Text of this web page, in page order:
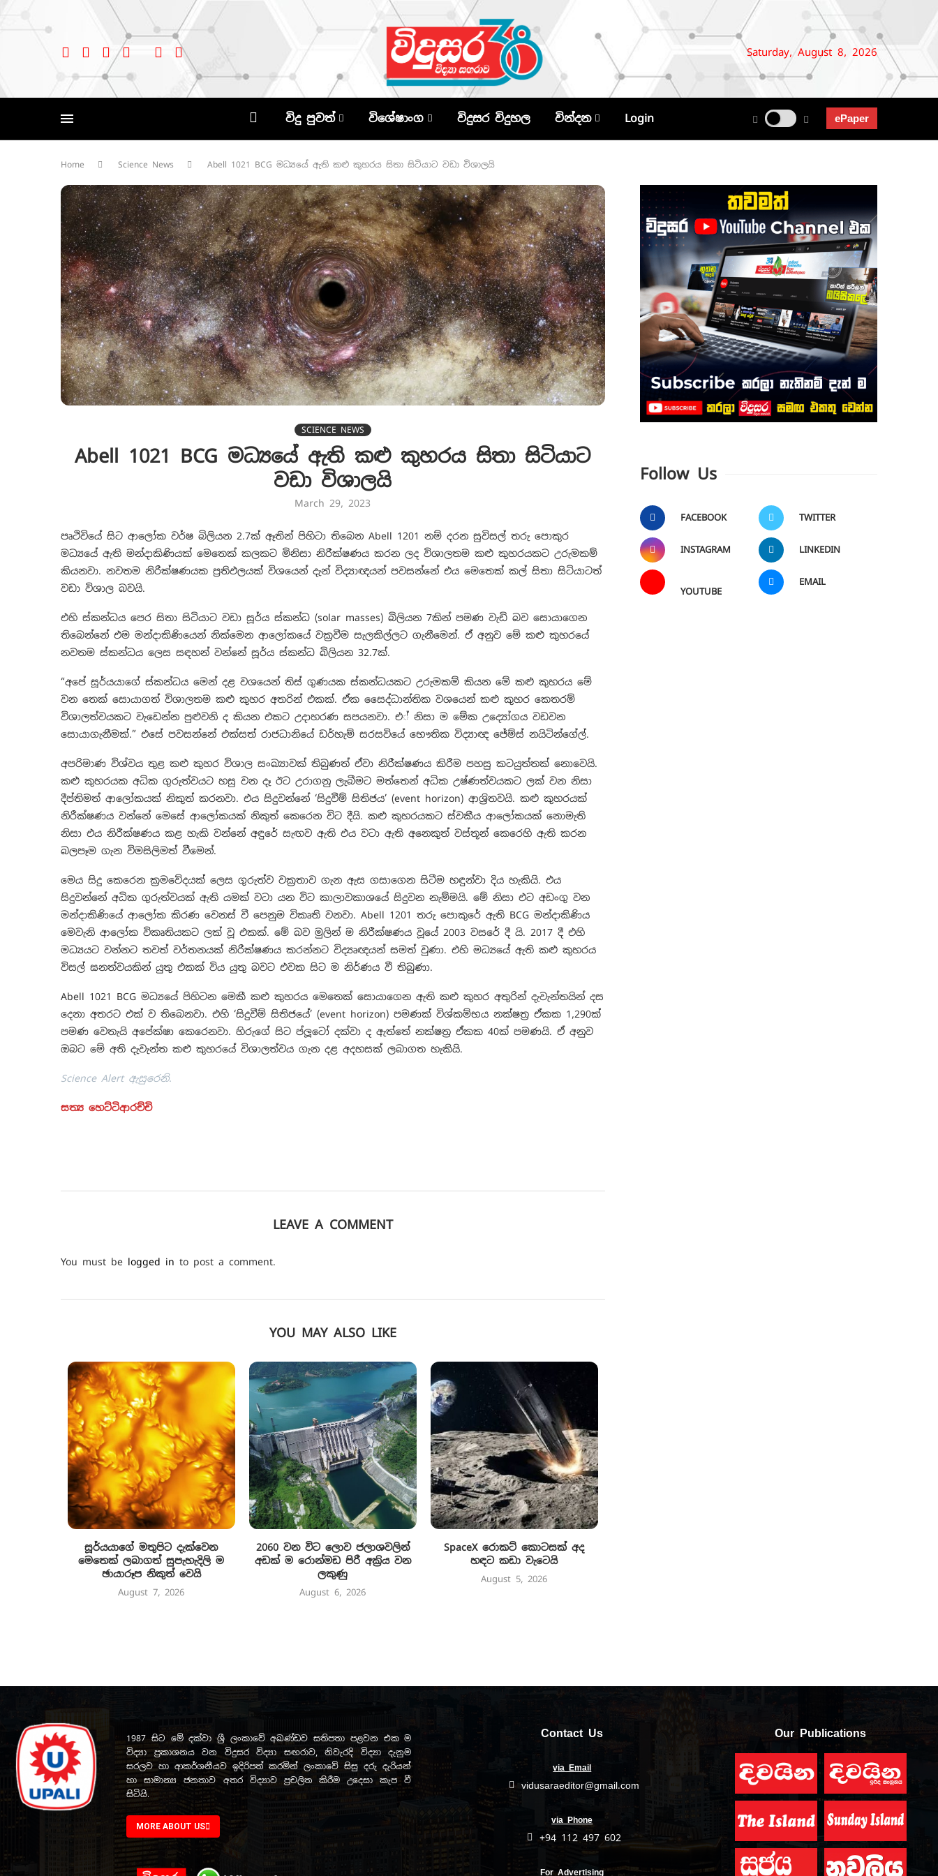
Saturday, August 8, 2026
විදු පුවත් විශේෂාංග විදුසර විදුහල වින්දන Login ePaper
Home Science News Abell 1021 BCG මධ්‍යයේ ඇති කළු කුහරය සිතා සිටියාට වඩා විශාලයි
SCIENCE NEWS
Abell 1021 BCG මධ්‍යයේ ඇති කළු කුහරය සිතා සිටියාට
වඩා විශාලයි
March 29, 2023
පෘථිවියේ සිට ආලෝක වර්ෂ බිලියන 2.7ක් ඈතින් පිහිටා තිබෙන Abell 1201 නම් දරන සුවිසල් තරු පොකුර
මධ්‍යයේ ඇති මන්දාකිණියක් මෙතෙක් කලකට මිනිසා නිරීක්ෂණය කරන ලද විශාලතම කළු කුහරයකට උරුමකම්
කියනවා. නවතම නිරීක්ෂණයක ප්‍රතිඵලයක් විශයෙන් දැන් විද්‍යාඥයන් පවසන්නේ එය මෙතෙක් කල් සිතා සිටියාටත්
වඩා විශාල බවයි.
එහි ස්කන්ධය පෙර සිතා සිටියාට වඩා සූර්ය ස්කන්ධ (solar masses) බිලියන 7කින් පමණ වැඩි බව සොයාගෙන
තිබෙන්නේ එම මන්දාකිණියෙන් නික්මෙන ආලෝකයේ වක්‍රවීම සැලකිල්ලට ගැනීමෙන්. ඒ අනුව මේ කළු කුහරයේ
නවතම ස්කන්ධය ලෙස සඳහන් වන්නේ සූර්ය ස්කන්ධ බිලියන 32.7ක්.
“අපේ සූර්යයාගේ ස්කන්ධය මෙන් දළ වශයෙන් තිස් ගුණයක ස්කන්ධයකට උරුමකම් කියන මේ කළු කුහරය මේ
වන තෙක් සොයාගත් විශාලතම කළු කුහර අතරින් එකක්. ඒක සෛද්ධාන්තික වශයෙන් කළු කුහර කෙතරම්
විශාලත්වයකට වැඩෙන්න පුළුවනි ද කියන එකට උදාහරණ සපයනවා. එ් නිසා ම මේක උද්‍යෝගය වඩවන
සොයාගැනීමක්.” එසේ පවසන්නේ එක්සත් රාජධානියේ ඩර්හැම් සරසවියේ භෞතික විද්‍යාඥ ජේම්ස් නයිටින්ගේල්.
අපරිමාණ විශ්වය තුළ කළු කුහර විශාල සංඛ්‍යාවක් තිබුණත් ඒවා නිරීක්ෂණය කිරීම පහසු කටයුත්තක් නොවෙයි.
කළු කුහරයක අධික ගුරුත්වයට හසු වන දෑ ඊට උරාගනු ලැබීමට මත්තෙන් අධික උෂ්ණත්වයකට ලක් වන නිසා
දීප්තිමත් ආලෝකයක් නිකුත් කරනවා. එය සිදුවන්නේ ‘සිදුවීම් සිතිජය’ (event horizon) ආශ්‍රිතවයි. කළු කුහරයක්
නිරීක්ෂණය වන්නේ මෙසේ ආලෝකයක් නිකුත් කෙරෙන විට දීයි. කළු කුහරයකට ස්වකීය ආලෝකයක් නොමැති
නිසා එය නිරීක්ෂණය කළ හැකි වන්නේ අඳුරේ සැඟව ඇති එය වටා ඇති අනෙකුත් වස්තූන් කෙරෙහි ඇති කරන
බලපෑම ගැන විමසිලිමත් වීමෙන්.
මෙය සිදු කෙරෙන ක්‍රමවේදයක් ලෙස ගුරුත්ව වක්‍රතාව ගැන ඇස ගසාගෙන සිටීම හඳුන්වා දිය හැකියි. එය
සිදුවන්නේ අධික ගුරුත්වයක් ඇති යමක් වටා යන විට කාලාවකාශයේ සිදුවන නැම්මයි. මේ නිසා එට අඩංගු වන
මන්දාකිණියේ ආලෝක කිරණ වෙනස් වී පෙනුම විකෘති වනවා. Abell 1201 තරු පොකුරේ ඇති BCG මන්දාකිණිය
මෙවැනි ආලෝක විකෘතියකට ලක් වූ එකක්. මේ බව මුලින් ම නිරීක්ෂණය වූයේ 2003 වසරේ දී යි. 2017 දී එහි
මධ්‍යයට වන්නට තවත් වර්තනයක් නිරීක්ෂණය කරන්නට විද්‍යෘඥයන් සමත් වුණා. එහි මධ්‍යයේ ඇති කළු කුහරය
විසල් ඝනත්වයකින් යුතු එකක් විය යුතු බවට එවක සිට ම නිර්ණය වී තිබුණා.
Abell 1021 BCG මධ්‍යයේ පිහිටන මෙකී කළු කුහරය මෙතෙක් සොයාගෙන ඇති කළු කුහර අතුරින් දැවැන්තයින් දස
දෙනා අතරට එක් ව තිබෙනවා. එහි ‘සිදුවීම් සිතිජයේ’ (event horizon) පමණක් විශ්කම්භය නක්ෂත්‍ර ඒකක 1,290ක්
පමණ වෙතැයි අපේක්ෂා කෙරෙනවා. හිරු‍ගේ සිට ප්ලූටෝ දක්වා ද ඇත්තේ නක්ෂත්‍ර ඒකක 40ක් පමණයි. ඒ අනුව
ඔබට මේ අති දැවැන්ත කළු කුහරයේ විශාලත්වය ගැන දළ අදහසක් ලබාගත හැකියි.
Science Alert ඇසුරෙනි.
සත්‍ය හෙට්ටිආරච්චි
LEAVE A COMMENT
You must be logged in to post a comment.
YOU MAY ALSO LIKE
සූර්යයාගේ මතුපිට දැක්වෙන
මෙතෙක් ලබාගත් සුපැහැදිලි ම
ඡායාරූප නිකුත් වෙයි
August 7, 2026
2060 වන විට ලොව ජලාශවලින්
අඩක් ම රොන්මඩ පිරී අක්‍රිය වන
ලකුණු
August 6, 2026
SpaceX රොකට් කොටසක් අද
හඳට කඩා වැටෙයි
August 5, 2026
Follow Us
FACEBOOK TWITTER
INSTAGRAM LINKEDIN
YOUTUBE
EMAIL
1987 සිට මේ දක්වා ශ්‍රී ලංකාවේ අඛණ්ඩව සතිපතා පළවන එක ම
විද්‍යා ප්‍රකාශනය වන විදුසර විද්‍යා සඟරාව, නිවැරදි විද්‍යා දැනුම
සරලව හා ආකර්ශනීයව ඉදිරිපත් කරමින් ලංකාවේ සිසු දරු දැරියන්
හා සාමාන්‍ය ජනතාව අතර විද්‍යාව ප්‍රචලිත කිරීම උදෙසා කැප වී
සිටියි.
MORE ABOUT US
Contact Us
via Email
vidusaraeditor@gmail.com
via Phone
+94 112 497 602
For Advertising
Our Publications